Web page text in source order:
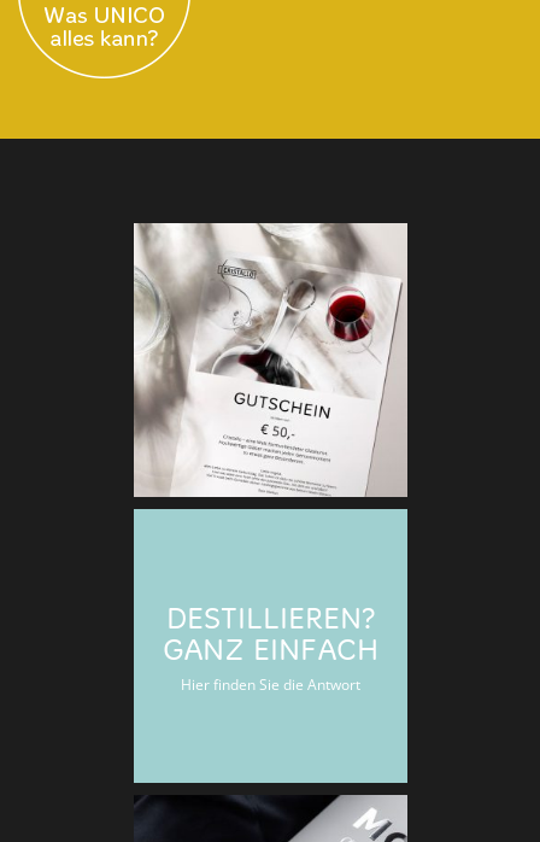
DESTILLIEREN?
GANZ EINFACH
Hier finden Sie die Antwort